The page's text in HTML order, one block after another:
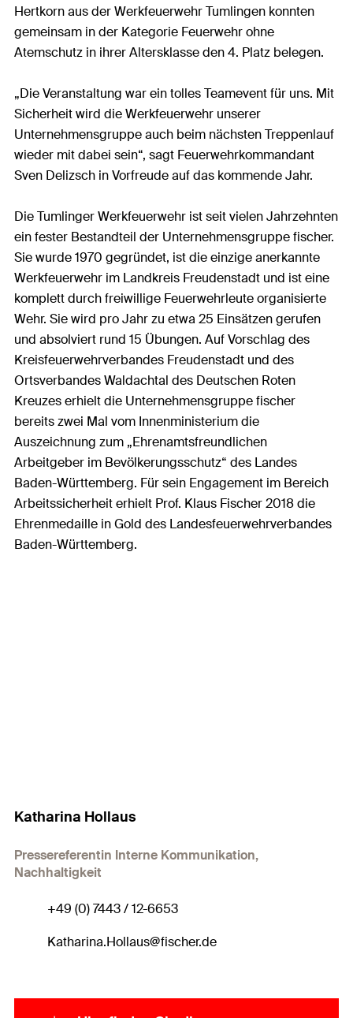
Hertkorn aus der Werkfeuerwehr Tumlingen konnten
gemeinsam in der Kategorie Feuerwehr ohne
Atemschutz in ihrer Altersklasse den 4. Platz belegen.
„Die Veranstaltung war ein tolles Teamevent für uns. Mit
Sicherheit wird die Werkfeuerwehr unserer
Unternehmensgruppe auch beim nächsten Treppenlauf
wieder mit dabei sein“, sagt Feuerwehrkommandant
Sven Delizsch in Vorfreude auf das kommende Jahr.
Die Tumlinger Werkfeuerwehr ist seit vielen Jahrzehnten
ein fester Bestandteil der Unternehmensgruppe fischer.
Sie wurde 1970 gegründet, ist die einzige anerkannte
Werkfeuerwehr im Landkreis Freudenstadt und ist eine
komplett durch freiwillige Feuerwehrleute organisierte
Wehr. Sie wird pro Jahr zu etwa 25 Einsätzen gerufen
und absolviert rund 15 Übungen. Auf Vorschlag des
Kreisfeuerwehrverbandes Freudenstadt und des
Ortsverbandes Waldachtal des Deutschen Roten
Kreuzes erhielt die Unternehmensgruppe fischer
bereits zwei Mal vom Innenministerium die
Auszeichnung zum „Ehrenamtsfreundlichen
Arbeitgeber im Bevölkerungsschutz“ des Landes
Baden-Württemberg. Für sein Engagement im Bereich
Arbeitssicherheit erhielt Prof. Klaus Fischer 2018 die
Ehrenmedaille in Gold des Landesfeuerwehrverbandes
Baden-Württemberg.
Katharina Hollaus
Pressereferentin Interne Kommunikation,
Nachhaltigkeit
+49 (0) 7443 / 12-6653
Katharina.Hollaus@fischer.de